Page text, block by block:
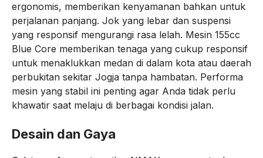
ergonomis, memberikan kenyamanan bahkan untuk
perjalanan panjang. Jok yang lebar dan suspensi
yang responsif mengurangi rasa lelah. Mesin 155cc
Blue Core memberikan tenaga yang cukup responsif
untuk menaklukkan medan di dalam kota atau daerah
perbukitan sekitar Jogja tanpa hambatan. Performa
mesin yang stabil ini penting agar Anda tidak perlu
khawatir saat melaju di berbagai kondisi jalan.
Desain dan Gaya